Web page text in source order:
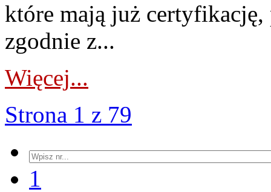
które mają już
zgodnie z...
Więcej...
Strona 1 z 79
1